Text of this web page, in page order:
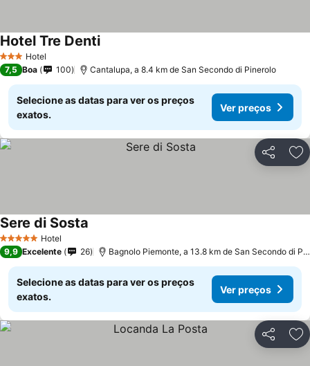
3 EstrelasHotel
Hotel Tre Denti
7,5 Boa 100 Cantalupa, a 8.4 km de San Secondo di Pinerolo
Selecione as datas para ver os preços
exatos.
Ver preços
Partilhar
5 Estrelas Hotel
Sere di Sosta
9,9 Excelente 26 Bagnolo Piemonte, a 13.8 km de San Secondo di Pinerolo
Selecione as datas para ver os preços
exatos.
Ver preços
Partilhar